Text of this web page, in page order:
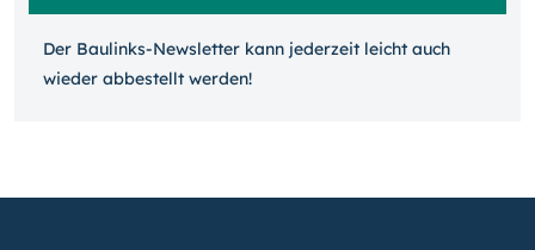
Der Baulinks-Newsletter kann jeder­zeit leicht auch
wieder ab­bestellt werden!